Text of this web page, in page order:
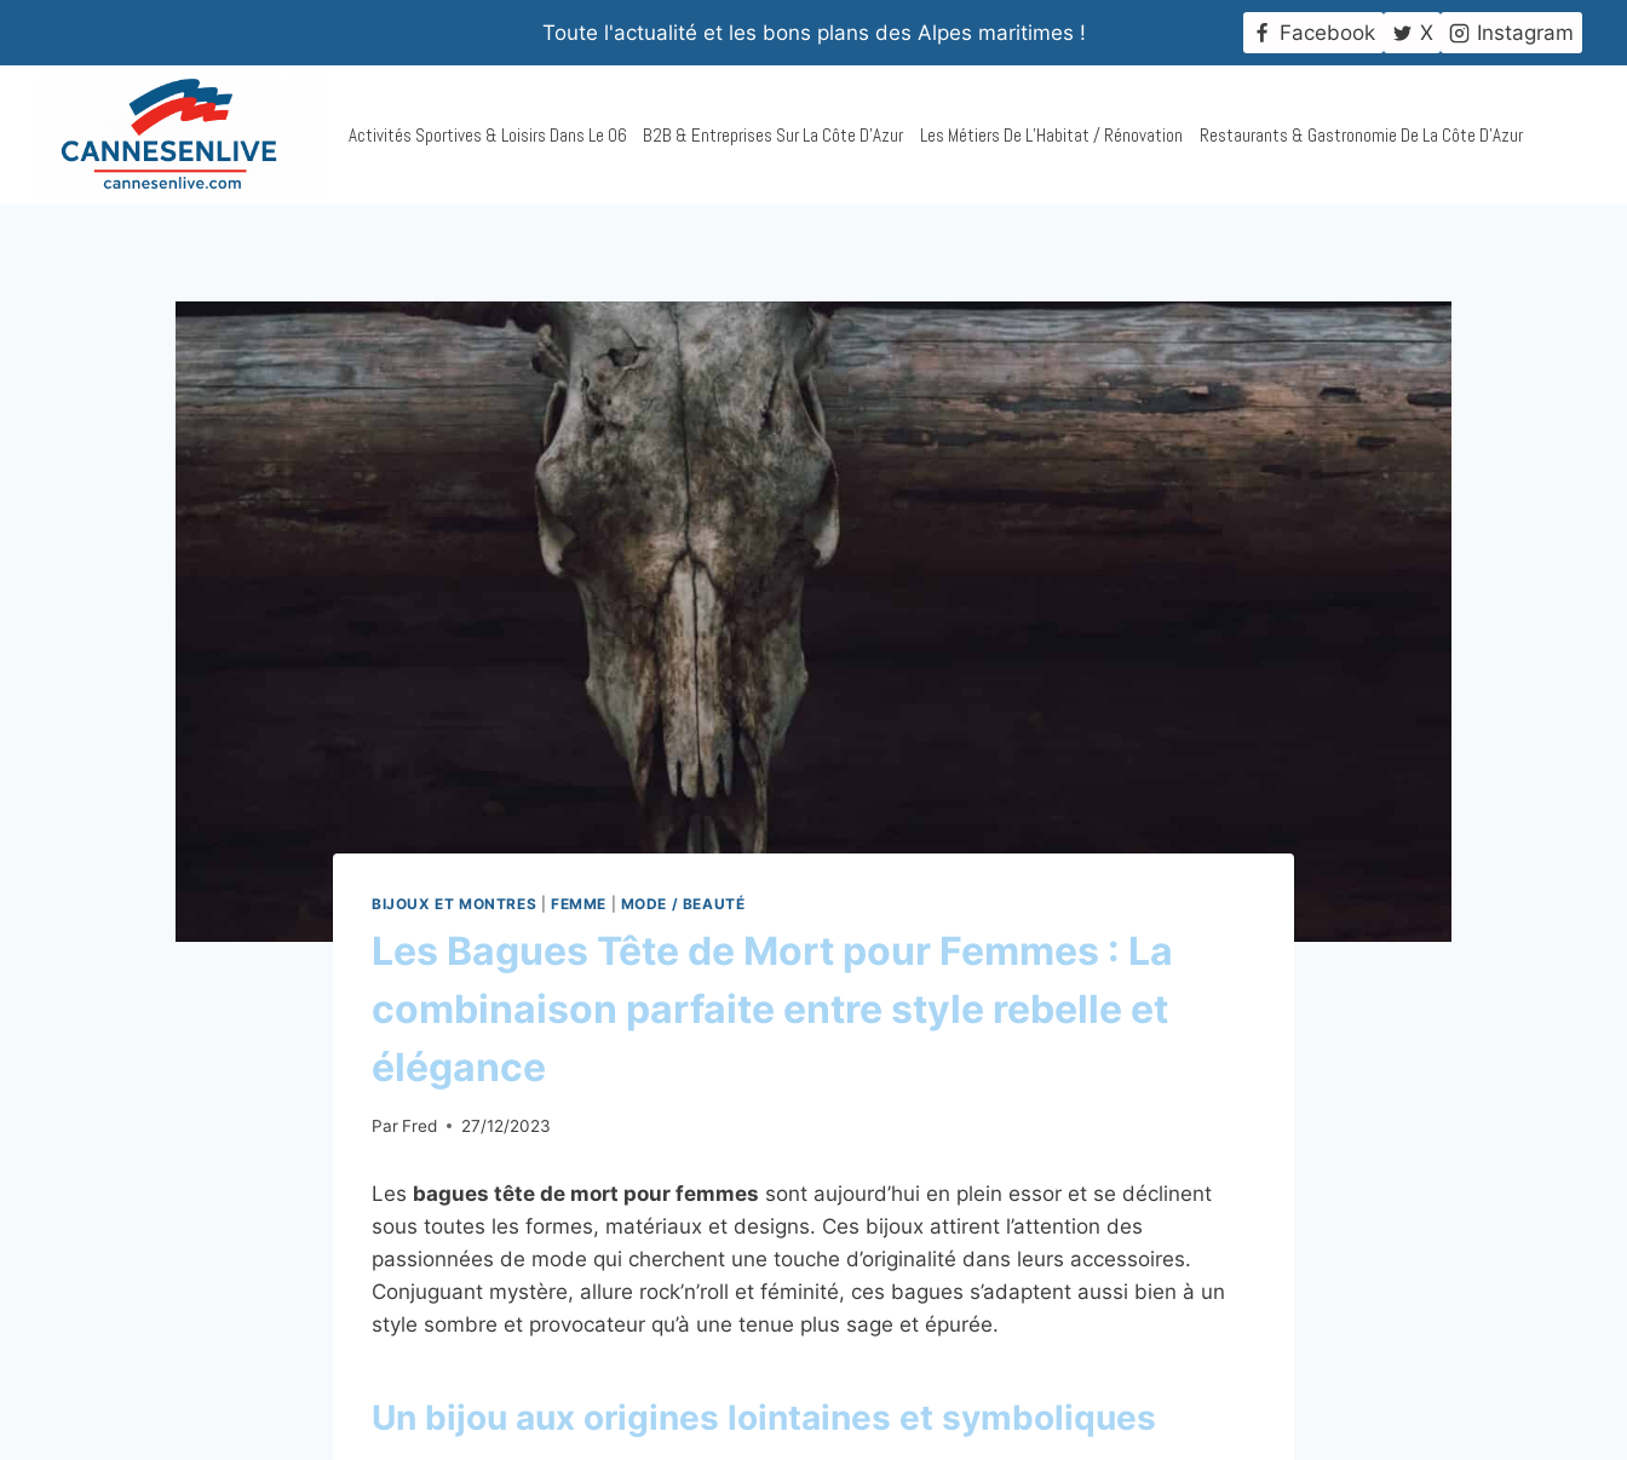
Toute l'actualité et les bons plans des Alpes maritimes ! Facebook X Instagram
Activités Sportives & Loisirs Dans Le 06 B2B & Entreprises Sur La Côte D’Azur Les Métiers De L’Habitat / Rénovation Restaurants & Gastronomie De La Côte D’Azur
BIJOUX ET MONTRES FEMME MODE / BEAUTÉ
Les Bagues Tête de Mort pour Femmes : La
combinaison parfaite entre style rebelle et
élégance
Par Fred 27/12/2023
Les bagues tête de mort pour femmes sont aujourd’hui en plein essor et se déclinent
sous toutes les formes, matériaux et designs. Ces bijoux attirent l’attention des
passionnées de mode qui cherchent une touche d’originalité dans leurs accessoires.
Conjuguant mystère, allure rock’n’roll et féminité, ces bagues s’adaptent aussi bien à un
style sombre et provocateur qu’à une tenue plus sage et épurée.
Un bijou aux origines lointaines et symboliques